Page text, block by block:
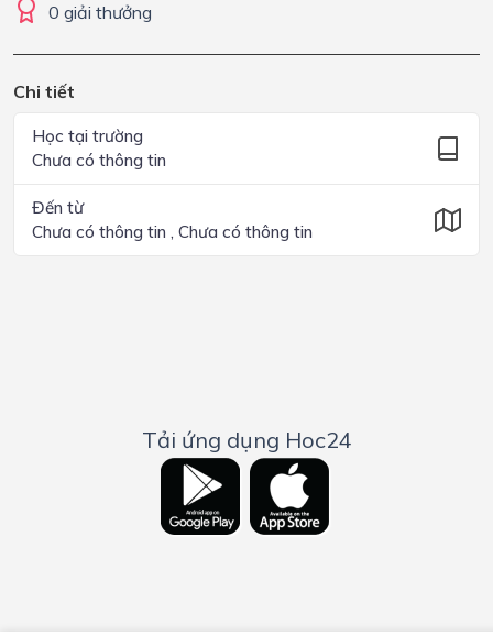
0 giải thưởng
Chi tiết
Học tại trường
Chưa có thông tin
Đến từ
Chưa có thông tin , Chưa có thông tin
Tải ứng dụng Hoc24